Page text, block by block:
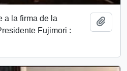
a la firma de la
Fujimori :